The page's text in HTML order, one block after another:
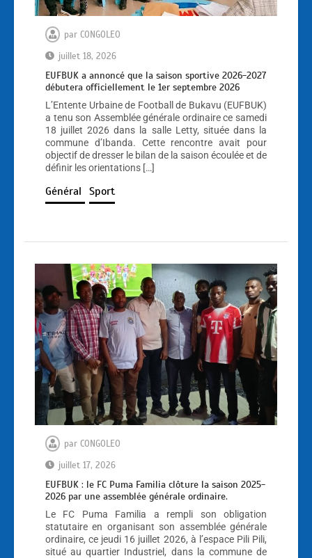
par CONGOLEO
juillet 18, 2026
EUFBUK a annoncé que la saison sportive 2026-2027
débutera officiellement le 1er septembre 2026
L’Entente Urbaine de Football de Bukavu (EUFBUK)
a tenu son Assemblée générale ordinaire ce samedi
18 juillet 2026 dans la salle Letty, située dans la
commune d’Ibanda. Cette rencontre avait pour
objectif de dresser le bilan de la saison écoulée et de
définir les orientations […]
Général Sport
par CONGOLEO
juillet 17, 2026
EUFBUK : le FC Puma Familia clôture la saison 2025-
2026 par une assemblée générale ordinaire.
Le FC Puma Familia a rempli son obligation
statutaire en organisant son assemblée générale
ordinaire, ce jeudi 16 juillet 2026, à l’espace Pili Pili,
situé au quartier Industriel, dans la commune de